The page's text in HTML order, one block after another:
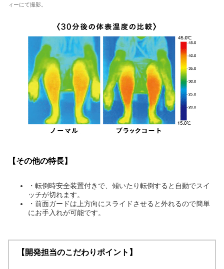
ィーにて撮影。
【その他の特長】
・転倒時安全装置付きで、傾いたり転倒すると自動でスイ
ッチが切れます。
・前面ガードは上方向にスライドさせると外れるので簡単
にお手入れが可能です。
【開発担当のこだわりポイント】